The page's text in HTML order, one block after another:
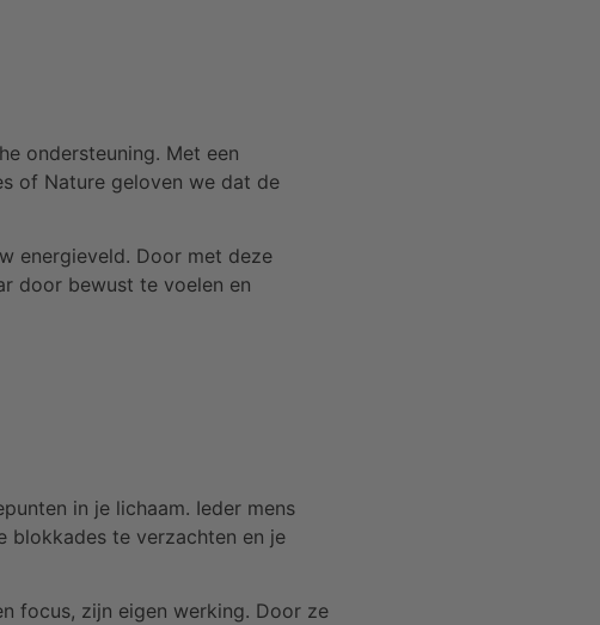
ondersteuning. Met een
of Nature geloven we dat de
energieveld. Door met deze
door bewust te voelen en
in je lichaam. Ieder mens
blokkades te verzachten en je
focus, zijn eigen werking. Door ze